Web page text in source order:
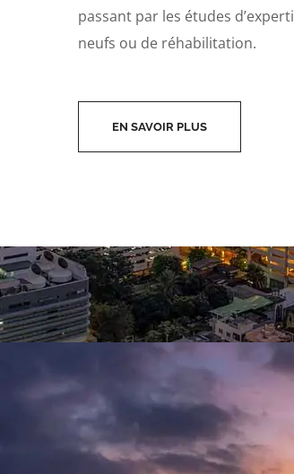
passant par les études
neufs ou de réhabilitation.
EN SAVOIR PLUS